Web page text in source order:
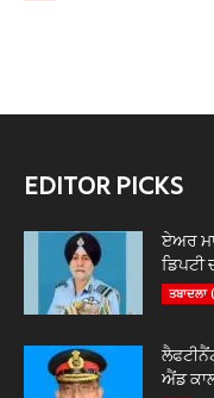
EDITOR PICKS
ਏਅਰ
ਡਿਪਟੀ
ਤਬਾਦਲਾ
ਐਂਡ